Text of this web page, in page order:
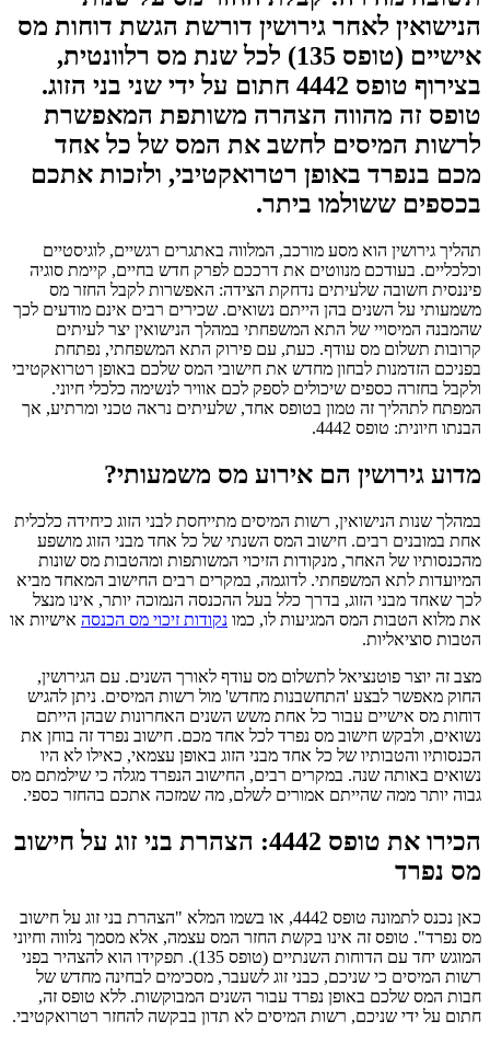
הנישואין לאחר גירושין דורשת הגשת דוחות מס
אישיים (טופס 135) לכל שנת מס רלוונטית,
בצירוף טופס 4442 חתום על ידי שני בני הזוג.
טופס זה מהווה הצהרה משותפת המאפשרת
לרשות המיסים לחשב את המס של כל אחד
מכם בנפרד באופן רטרואקטיבי, ולזכות אתכם
בכספים ששולמו ביתר.
תהליך גירושין הוא מסע מורכב, המלווה באתגרים רגשיים, לוגיסטיים
וכלכליים. בעודכם מנווטים את דרככם לפרק חדש בחיים, קיימת סוגיה
פיננסית חשובה שלעיתים נדחקת הצידה: האפשרות לקבל החזר מס
משמעותי על השנים בהן הייתם נשואים. שכירים רבים אינם מודעים לכך
שהמבנה המיסויי של התא המשפחתי במהלך הנישואין יצר לעיתים
קרובות תשלום מס עודף. כעת, עם פירוק התא המשפחתי, נפתחת
בפניכם הזדמנות לבחון מחדש את חישובי המס שלכם באופן רטרואקטיבי
ולקבל בחזרה כספים שיכולים לספק לכם אוויר לנשימה כלכלי חיוני.
המפתח לתהליך זה טמון בטופס אחד, שלעיתים נראה טכני ומרתיע, אך
הבנתו חיונית: טופס 4442.
מדוע גירושין הם אירוע מס משמעותי?
במהלך שנות הנישואין, רשות המיסים מתייחסת לבני הזוג כיחידה כלכלית
אחת במובנים רבים. חישוב המס השנתי של כל אחד מבני הזוג מושפע
מהכנסותיו של האחר, מנקודות הזיכוי המשותפות ומהטבות מס שונות
המיועדות לתא המשפחתי. לדוגמה, במקרים רבים החישוב המאחד מביא
לכך שאחד מבני הזוג, בדרך כלל בעל ההכנסה הנמוכה יותר, אינו מנצל
את מלוא הטבות המס המגיעות לו, כמו נקודות זיכוי מס הכנסה אישיות או
הטבות סוציאליות.
מצב זה יוצר פוטנציאל לתשלום מס עודף לאורך השנים. עם הגירושין,
החוק מאפשר לבצע 'התחשבנות מחדש' מול רשות המיסים. ניתן להגיש
דוחות מס אישיים עבור כל אחת משש השנים האחרונות שבהן הייתם
נשואים, ולבקש חישוב מס נפרד לכל אחד מכם. חישוב נפרד זה בוחן את
הכנסותיו והטבותיו של כל אחד מבני הזוג באופן עצמאי, כאילו לא היו
נשואים באותה שנה. במקרים רבים, החישוב הנפרד מגלה כי שילמתם מס
גבוה יותר ממה שהייתם אמורים לשלם, מה שמזכה אתכם בהחזר כספי.
הכירו את טופס 4442: הצהרת בני זוג על חישוב
מס נפרד
כאן נכנס לתמונה טופס 4442, או בשמו המלא "הצהרת בני זוג על חישוב
מס נפרד". טופס זה אינו בקשת החזר המס עצמה, אלא מסמך נלווה וחיוני
המוגש יחד עם הדוחות השנתיים (טופס 135). תפקידו הוא להצהיר בפני
רשות המיסים כי שניכם, כבני זוג לשעבר, מסכימים לבחינה מחדש של
חבות המס שלכם באופן נפרד עבור השנים המבוקשות. ללא טופס זה,
חתום על ידי שניכם, רשות המיסים לא תדון בבקשה להחזר רטרואקטיבי.